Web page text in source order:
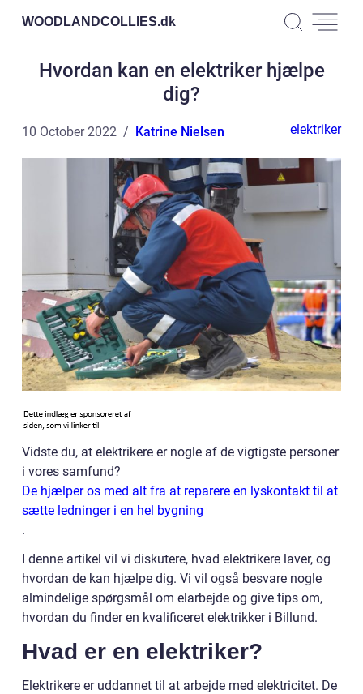
WOODLANDCOLLIES.dk
Hvordan kan en elektriker hjælpe
dig?
10 October 2022 Katrine Nielsen elektriker
Vidste du, at elektrikere er nogle af de vigtigste personer
i vores samfund?
De hjælper os med alt fra at reparere en lyskontakt til at
sætte ledninger i en hel bygning
.
I denne artikel vil vi diskutere, hvad elektrikere laver, og
hvordan de kan hjælpe dig. Vi vil også besvare nogle
almindelige spørgsmål om elarbejde og give tips om,
hvordan du finder en kvalificeret elektrikker i Billund.
Hvad er en elektriker?
Elektrikere er uddannet til at arbejde med elektricitet. De